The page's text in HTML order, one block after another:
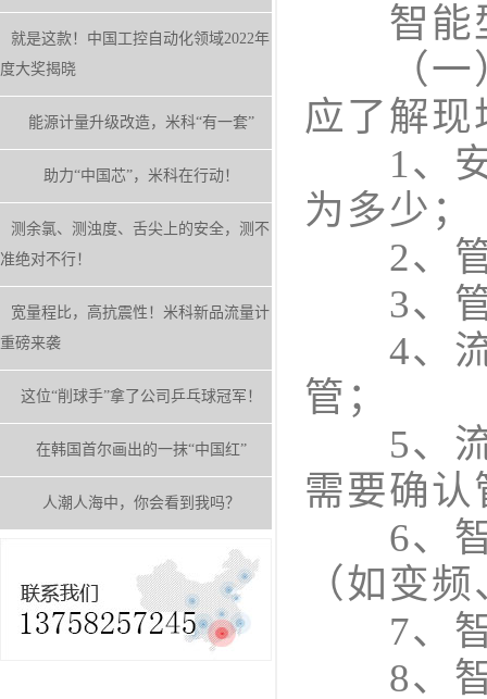
就是这款！中国工控自动化领域2022年
度大奖揭晓
能源计量升级改造，米科“有一套”
助力“中国芯”，米科在行动！
测余氯、测浊度、舌尖上的安全，测不
准绝对不行！
宽量程比，高抗震性！米科新品流量计
重磅来袭
这位“削球手”拿了公司乒乓球冠军！
在韩国首尔画出的一抹“中国红”
人潮人海中，你会看到我吗？
智能型
（一）
应了解
1、安
为多少；
2、管
3、管
4、流
管；
5、流
需要确
6、智
（如变
7、智
8、智